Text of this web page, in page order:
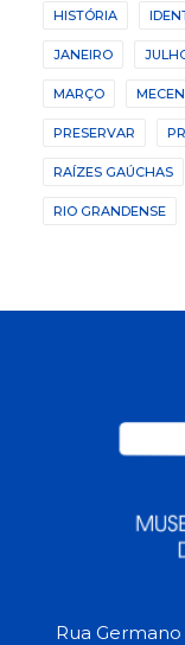
HISTÓRIA
JANEIRO
MARÇO
PRESERVAR
RAÍZES GAÚCHAS
RIO GRANDENSE
Rua Germano